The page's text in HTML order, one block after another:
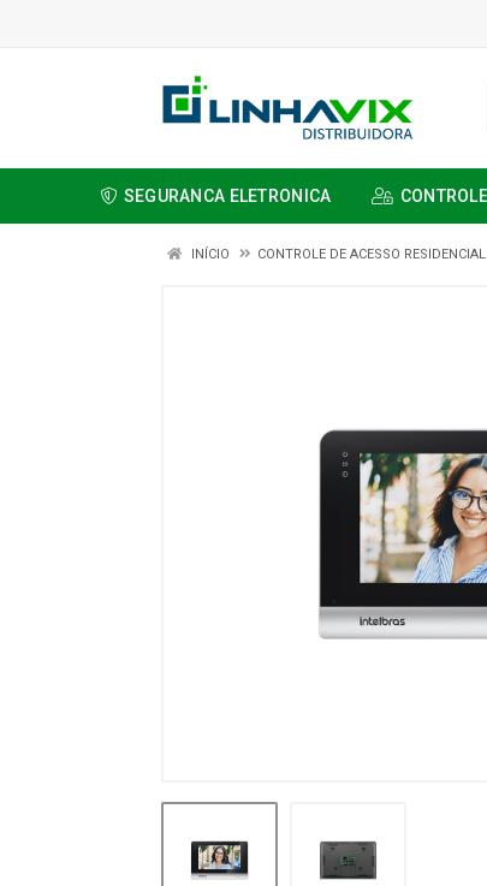
SEGURANCA ELETRONICA
INÍCIO CONTROLE DE ACESSO RESIDENCIAL